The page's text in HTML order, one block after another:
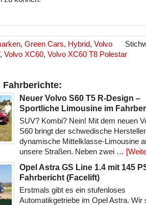
, Green Cars, Hybrid, Volvo
, Volvo XC60, Volvo XC60 T8 Polestar
Fahrberichte:
Neuer Volvo S60 T5 R-Design –
Sportliche Limousine im
SUV? Kombi? Nein! Mit dem neuen
S60 bringt der schwedische
dynamische Mittelklasse-Limousine
unsere Straßen. Neben zwei …
Opel Astra GS Line 1.4 mit 145
Fahrbericht (Facelift)
Erstmals gibt es ein stufenloses
Automatikgetriebe im Opel Astra. Wir